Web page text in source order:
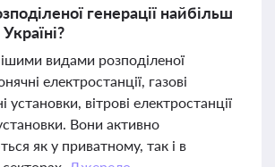
генерації найбільш
видами розподіленої
електростанції, газові
установки, вітрові електростанції
Вони активно
як у приватному, так і в